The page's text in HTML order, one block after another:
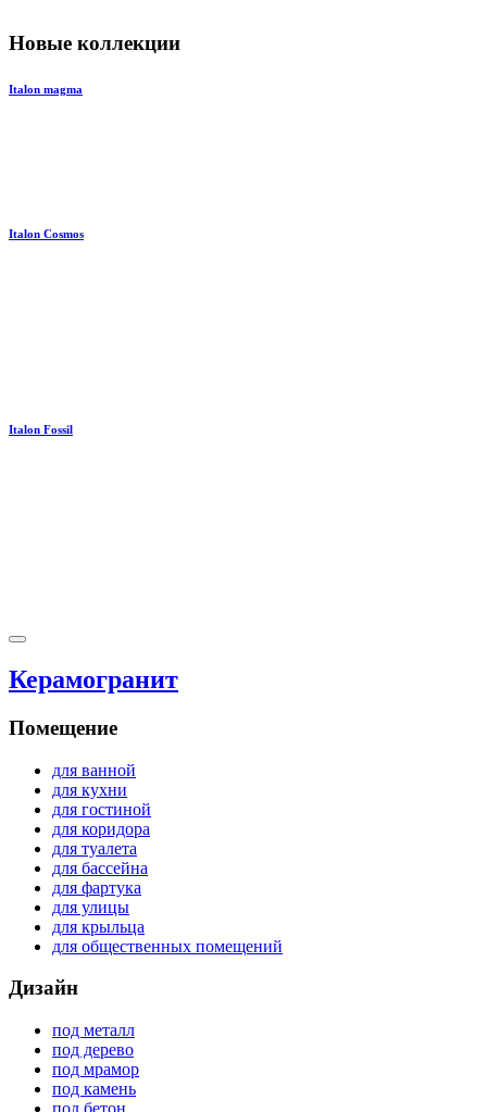
Новые коллекции
Italon magma
Italon Cosmos
Italon Fossil
Керамогранит
Помещение
для ванной
для кухни
для гостиной
для коридора
для туалета
для бассейна
для фартука
для улицы
для крыльца
для общественных помещений
Дизайн
под металл
под дерево
под мрамор
под камень